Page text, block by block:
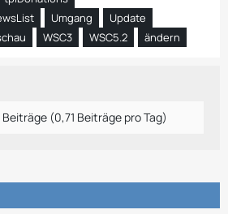
Umgang
Update
WSC3 WSC5.2 ändern
Beiträge (0,71 Beiträge pro Tag)